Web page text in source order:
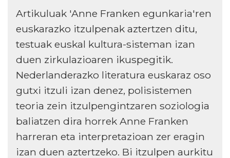
Artikuluak 'Anne Franken egunkaria'ren
euskarazko itzulpenak aztertzen ditu,
testuak euskal kultura-sisteman izan
duen zirkulazioaren ikuspegitik.
Nederlanderazko literatura euskaraz oso
gutxi itzuli izan denez, polisistemen
teoria zein itzulpengintzaren soziologia
baliatzen dira horrek Anne Franken
harreran eta interpretazioan zer eragin
izan duen aztertzeko. Bi itzulpen aurkitu